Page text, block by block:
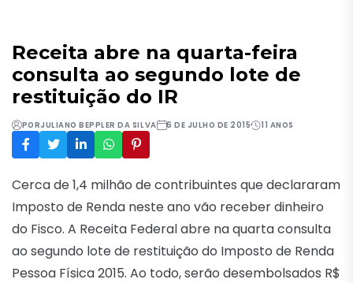
Receita abre na quarta-feira
consulta ao segundo lote de
restituição do IR
PORJULIANO BEPPLER DA SILVA 6 DE JULHO DE 2015 11 ANOS
Cerca de 1,4 milhão de contribuintes que declararam
Imposto de Renda neste ano vão receber dinheiro
do Fisco. A Receita Federal abre na quarta consulta
ao segundo lote de restituição do Imposto de Renda
Pessoa Física 2015. Ao todo, serão desembolsados R$